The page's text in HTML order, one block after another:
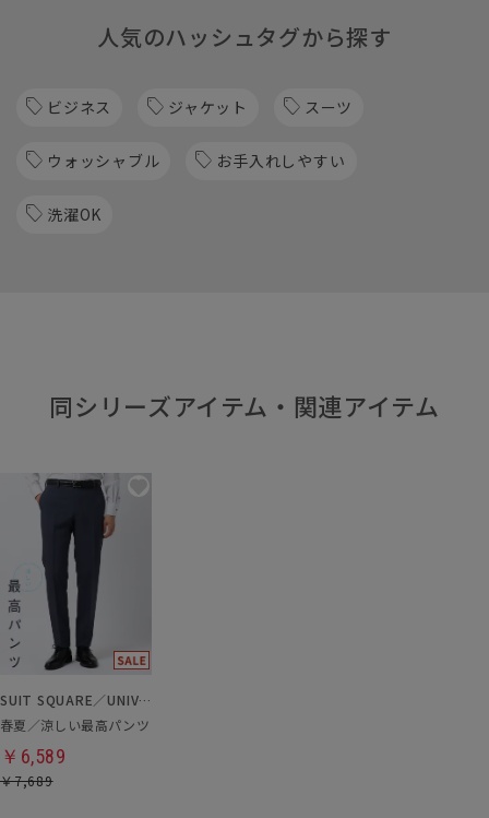
人気のハッシュタグから探す
ビジネス ジャケット スーツ
ウォッシャブル お手入れしやすい
洗濯OK
同シリーズアイテム・関連アイテム
SUIT SQUARE／UNIVERSAL LANGUAGE
春夏／涼しい最高パンツ
￥6,589
￥7,689